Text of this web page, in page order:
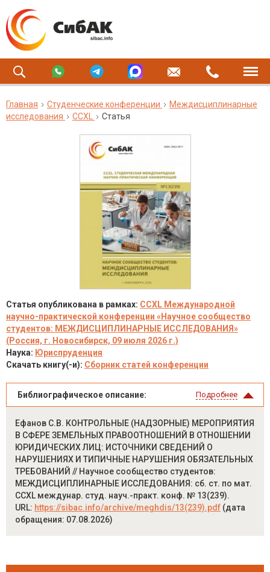
Главная Студенческие конференции
Междисциплинарные
исследования
CCXL Статья
Статья опубликована в рамках: CCXL Международной
научно-практической конференции «Научное сообщество
студентов: МЕЖДИСЦИПЛИНАРНЫЕ ИССЛЕДОВАНИЯ»
(Россия, г. Новосибирск, 09 июля 2026 г.)
Наука: Юриспруденция
Скачать книгу(-и): Сборник статей конференции
Библиографическое описание: Подробнее
Ефанов С.В. КОНТРОЛЬНЫЕ (НАДЗОРНЫЕ) МЕРОПРИЯТИЯ
В СФЕРЕ ЗЕМЕЛЬНЫХ ПРАВООТНОШЕНИЙ В ОТНОШЕНИИ
ЮРИДИЧЕСКИХ ЛИЦ: ИСТОЧНИКИ СВЕДЕНИЙ О
НАРУШЕНИЯХ И ТИПИЧНЫЕ НАРУШЕНИЯ ОБЯЗАТЕЛЬНЫХ
ТРЕБОВАНИЙ // Научное сообщество студентов:
МЕЖДИСЦИПЛИНАРНЫЕ ИССЛЕДОВАНИЯ: сб. ст. по мат.
CCXL междунар. студ. науч.-практ. конф. № 13(239).
URL: https://sibac.info/archive/meghdis/13(239).pdf (дата
обращения: 07.08.2026)